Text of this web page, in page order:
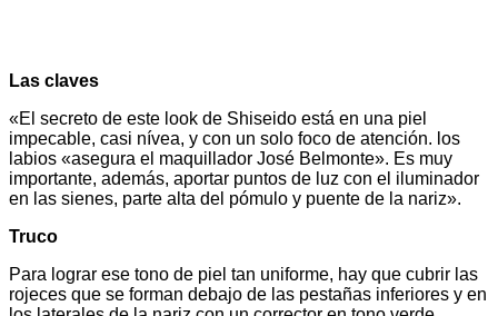
Las claves
«El secreto de este look de Shiseido está en una piel
impecable, casi nívea, y con un solo foco de atención. los
labios «asegura el maquillador José Belmonte». Es muy
importante, además, aportar puntos de luz con el iluminador
en las sienes, parte alta del pómulo y puente de la nariz».
Truco
Para lograr ese tono de piel tan uniforme, hay que cubrir las
rojeces que se forman debajo de las pestañas inferiores y en